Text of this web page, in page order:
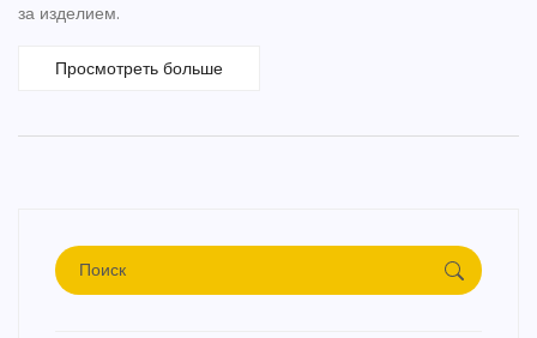
за изделием.
Просмотреть больше